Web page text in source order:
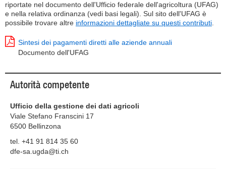
riportate nel documento dell'Ufficio federale dell'agricoltura (UFAG)
e nella relativa ordinanza (vedi basi legali). Sul sito dell'UFAG è
possibile trovare altre informazioni dettagliate su questi contributi
Sintesi dei pagamenti diretti alle aziende annuali
Documento dell'UFAG
Autorità competente
Ufficio della gestione dei dati agricoli
Viale Stefano Franscini 17
6500 Bellinzona
tel. +41 91 814 35 60
dfe-sa.ugda@ti.ch